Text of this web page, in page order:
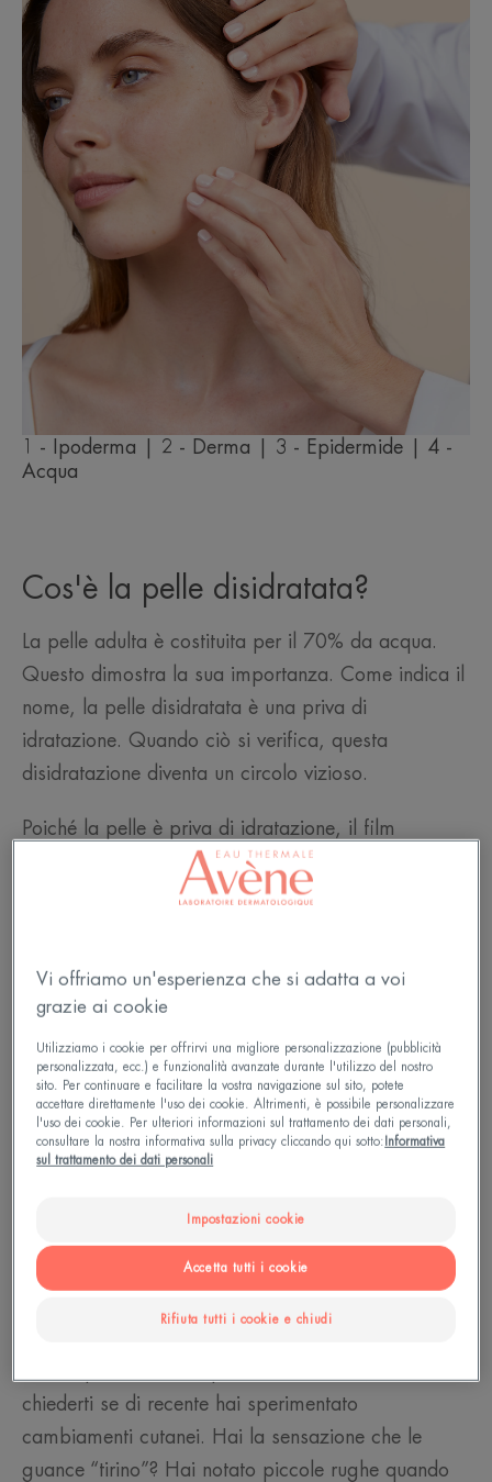
1 - Ipoderma | 2 - Derma | 3 - Epidermide | 4 -
Acqua
Cos'è la pelle disidratata?
La pelle adulta è costituita per il 70% da acqua.
Questo dimostra la sua importanza. Come indica il
nome, la pelle disidratata è una priva di
idratazione. Quando ciò si verifica, questa
disidratazione diventa un circolo vizioso.
Poiché la pelle è priva di idratazione, il film
idrolipidico che dovrebbe proteggerla non svolge la
sua funzione. Le cellule dell'epidermide, che
accelera, causando la disidratazione cutanea... e
tipo di pelle: pelle secca, ma anche mista o
grassa.
Leggi di più
Come riconoscere una pelle
disidratata?
chiederti se di recente hai sperimentato
cambiamenti cutanei. Hai la sensazione che le
guance “tirino”? Hai notato piccole rughe quando
Vi offriamo un'esperienza che si adatta a voi
grazie ai cookie
Utilizziamo i cookie per offrirvi una migliore personalizzazione (pubblicità
personalizzata, ecc.) e funzionalità avanzate durante l'utilizzo del nostro
sito. Per continuare e facilitare la vostra navigazione sul sito, potete
accettare direttamente l'uso dei cookie. Altrimenti, è possibile personalizzare
l'uso dei cookie. Per ulteriori informazioni sul trattamento dei dati personali,
consultare la nostra informativa sulla privacy cliccando qui sotto: Informativa
sul trattamento dei dati personali
Impostazioni cookie
Rifiuta tutti i cookie e chiudi
Accetta tutti i cookie